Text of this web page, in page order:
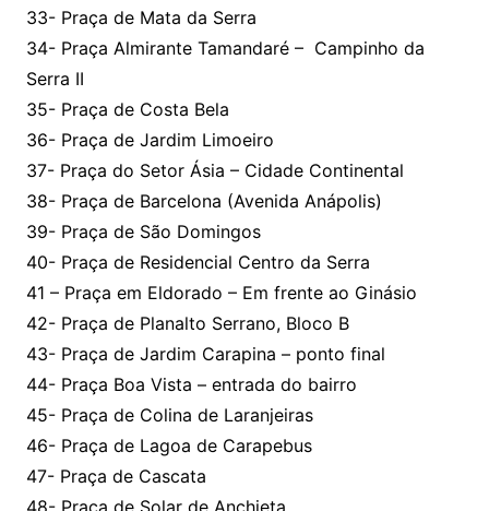
33- Praça de Mata da Serra
34- Praça Almirante Tamandaré – Campinho da
Serra II
35- Praça de Costa Bela
36- Praça de Jardim Limoeiro
37- Praça do Setor Ásia – Cidade Continental
38- Praça de Barcelona (Avenida Anápolis)
39- Praça de São Domingos
40- Praça de Residencial Centro da Serra
41 – Praça em Eldorado – Em frente ao Ginásio
42- Praça de Planalto Serrano, Bloco B
43- Praça de Jardim Carapina – ponto final
44- Praça Boa Vista – entrada do bairro
45- Praça de Colina de Laranjeiras
46- Praça de Lagoa de Carapebus
47- Praça de Cascata